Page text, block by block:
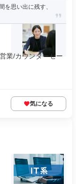
を思い出に残す、
業/カウンターセー
気になる